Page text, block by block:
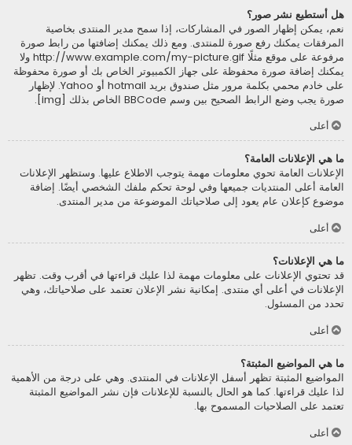
هل أستطيع نشر صور؟
نعم، يمكن إظهار الصور في المشاركات، إذا سمح مدير المنتدى بخاصية
المرفقات يمكنك رفع صورة للمنتدى. ومع ذلك يمكنك إضافتها من رابط صورة
مرفوعة على موقع مثلًا http://www.example.com/my-picture.gif ولا
يمكنك إضافة صورة محفوظة على جهاز الكمبيوتر الخاص بك أو صورة محفوظة
على خادم محمي بكلمة مرور مثل صندوق بريد hotmail أو Yahoo. لإظهار
صورة يجب وضع الرابط الصحيح بين وسم BBCode الخاص بذلك [img].
أعلى
ما هي الإعلانات العامة؟
الإعلانات العامة تحوي معلومات مهمة يتوجب الاطلاع عليها. وستظهر الإعلانات
العامة أعلى المنتديات جميعها وفي لوحة تحكم ملفك الشخصي أيضًا. إضافة
موضوع كإعلان عام يعود إلى صلاحياتك الموضوعة من مدير المنتدى.
أعلى
ما هي الإعلانات؟
قد تحتوي الإعلانات على معلومات مهمة لذا عليك قراءتها في أقرب وقت. تظهر
الإعلانات في أعلى أي منتدى. إمكانية نشر الإعلان تعتمد على صلاحياتك، وهي
تحدد من المسئول.
أعلى
ما هي المواضيع المثبتة؟
المواضيع المثبتة تظهر أسفل الإعلانات في المنتدى. وهي على درجة من الأهمية
لذا عليك قراءتها. كما هو الحال بالنسبة للإعلانات فإن نشر المواضيع المثبتة
تعتمد على الصلاحيات المسموح بها.
أعلى